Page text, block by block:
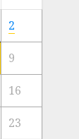
2024
2
9
16
23